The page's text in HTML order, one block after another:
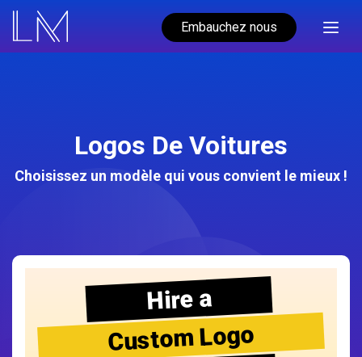
Embauchez nous
Logos De Voitures
Choisissez un modèle qui vous convient le mieux !
Hire a
Custom Logo